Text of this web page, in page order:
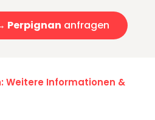
Perpignan anfragen
Weitere Informationen &